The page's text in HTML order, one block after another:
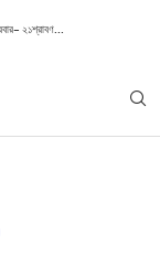
২১শ্রাবণ...